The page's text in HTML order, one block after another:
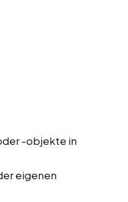
-objekte in
eigenen